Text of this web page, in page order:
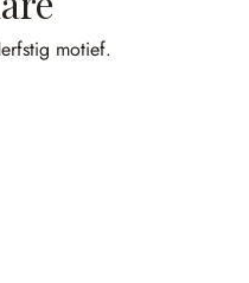
motief.